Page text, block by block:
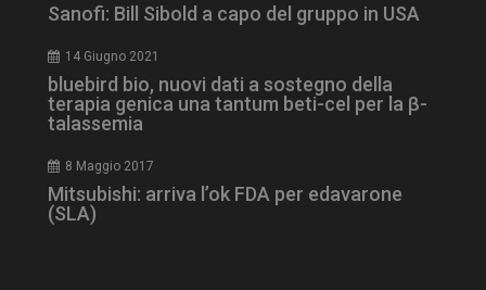
Sanofi: Bill Sibold a capo del gruppo in USA
14 Giugno 2021
bluebird bio, nuovi dati a sostegno della
terapia genica una tantum beti-cel per la β-
talassemia
8 Maggio 2017
Mitsubishi: arriva l’ok FDA per edavarone
(SLA)
_ga_Z2VT792F98 .dailyhealthindustry.it
1 anno 1